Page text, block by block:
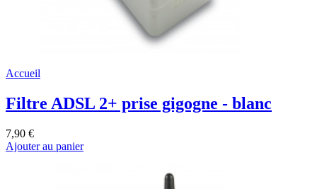
Accueil
Filtre ADSL 2+ prise gigogne - blanc
7,90 €
Ajouter au panier